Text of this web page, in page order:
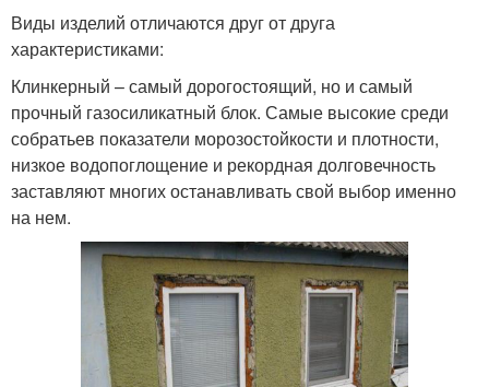
Виды изделий отличаются друг от друга
характеристиками:
Клинкерный – самый дорогостоящий, но и самый
прочный газосиликатный блок. Самые высокие среди
собратьев показатели морозостойкости и плотности,
низкое водопоглощение и рекордная долговечность
заставляют многих останавливать свой выбор именно
на нем.